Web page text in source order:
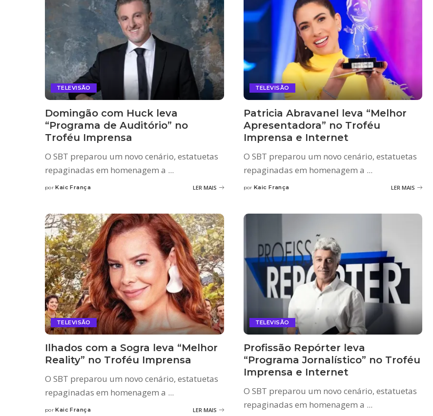
TELEVISÃO
Domingão com Huck leva
“Programa de Auditório” no
Troféu Imprensa
O SBT preparou um novo cenário, estatuetas
repaginadas em homenagem a ...
Posted
por Kaic França LER MAIS
TELEVISÃO
Patricia Abravanel leva “Melhor
Apresentadora” no Troféu
Imprensa e Internet
O SBT preparou um novo cenário, estatuetas
repaginadas em homenagem a ...
Posted
por Kaic França LER MAIS
TELEVISÃO
Ilhados com a Sogra leva “Melhor
Reality” no Troféu Imprensa
O SBT preparou um novo cenário, estatuetas
repaginadas em homenagem a ...
Posted
por Kaic França LER MAIS
TELEVISÃO
Profissão Repórter leva
“Programa Jornalístico” no Troféu
Imprensa e Internet
O SBT preparou um novo cenário, estatuetas
repaginadas em homenagem a ...